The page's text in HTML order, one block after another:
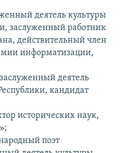
деятель культуры
заслуженный работник
действительный член
информатизации,
деятель
кандидат
исторических наук,
поэт